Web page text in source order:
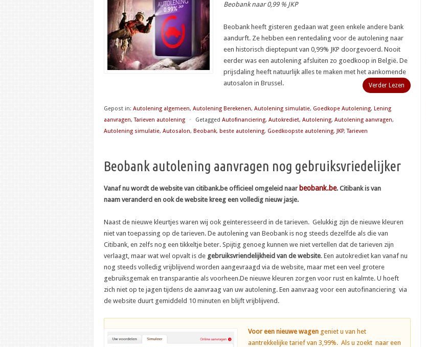
Beobank naar 0,99 % JKP
Beobank heeft gisteren gedaan wat geen enkele andere bank
aandurft. Ze hebben een rentedaling voor de autolening naar
een historisch dieptepunt van 0,99% JKP doorgevoerd. Nooit
eerder was een autolening afsluiten zo goedkoop in België. De
prijsdaling heeft natuurlijk alles te maken met het aankomende
autosalon in Brussel.
Verder Lezen
Gepost in: Autolening algemeen, Autolening Berekenen, Autolening simulatie, Goedkope Autolening, Lening
aanvragen,Tarieven autolening ⋅ Getagged Autofinanciering, Autokrediet, Autolening, Autolening aanvragen,
Autolening simulatie, Autosalon, Beobank, beste autolening, Goedkoopste autolening, JKP,Tarieven
Beobank autolening aanvragen nog gebruiksvriedelijker
Vanaf nu wordt de website van citibank.be officieel omgeleid naar beobank.be. Citibank is van
naam veranderd en ook de website kreeg een volledig nieuw jasje.
Naast de nieuwe kleurtjes waren wij ook geïnteresseerd in de tarieven. Gelukkig zijn de nieuwe kleuren
niet van toepassing op de tarieven. De autolening van Beobank is nog steeds dezelfde als die van
Citibank, en zelfs nog een tikkeltje beter. Spijtig genoeg kunnen we niet vertellen dat de tarieven zijn
verlaagt, maar wat wel opvalt is de gebruiksvriendelijkheid van de website. Een autokrediet kan vanaf nu
nog steeds volledig vrijblijvend worden aangevraagd via de website, maar met een veel grotere
gebruiksgemak en transparantie als voorheen.De nieuwe kleuren zorgen voor rust en kalmte. U hoeft
zich niet op te jagen tijdens de aanvraag van uw autolening. Een aanvraag voor een autofinanciering via
de website duurt gemiddeld 10 minuten en blijft vrijblijvend.
Voor een nieuwe wagen geniet u van het
aantrekkelijke tarief van 3,99%. Als u zoekt naar een